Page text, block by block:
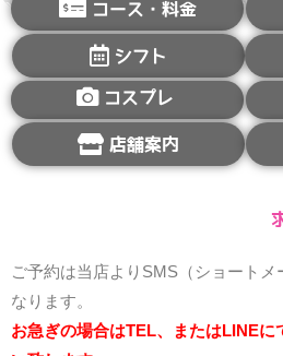
コース・料金
シフト
コスプレ
店舗案内
ご予約は当店よりSMS（ショートメ
なります。
お急ぎの場合はTEL、またはLINEに